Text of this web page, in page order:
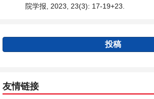
院学报, 2023, 23(3): 17-19+23.
投稿
友情链接